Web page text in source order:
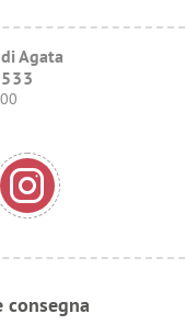
Agata
consegna